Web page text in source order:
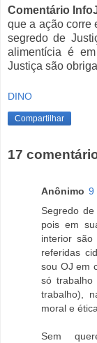
Comentário
que a ação corre
segredo de
alimentícia é
Justiça são
DINO
Compartilhar
17
Anônimo 9
Segredo
pois em
interior
referidas
sou OJ em
só
trabalho),
moral e ética.
Sem